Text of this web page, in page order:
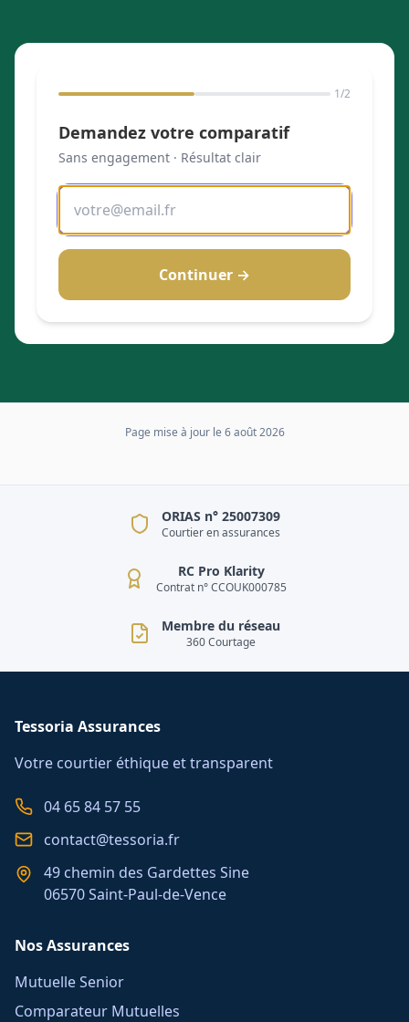
1/2
Demandez votre comparatif
Sans engagement · Résultat clair
Continuer →
Page mise à jour le 6 août 2026
ORIAS n° 25007309
Courtier en assurances
RC Pro Klarity
Contrat n° CCOUK000785
Membre du réseau
360 Courtage
Tessoria Assurances
Votre courtier éthique et transparent
04 65 84 57 55
contact@tessoria.fr
49 chemin des Gardettes Sine
06570 Saint-Paul-de-Vence
Nos Assurances
Mutuelle Senior
Comparateur Mutuelles